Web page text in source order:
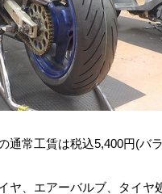
常工賃は税込5,400円(バ
ヤ、エアーバルブ、タイヤ